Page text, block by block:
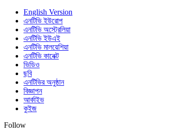
English Version
এনটিভি ইউরোপ
এনটিভি অস্ট্রেলিয়া
এনটিভি ইউএই
এনটিভি মালয়েশিয়া
এনটিভি কানেক্ট
ভিডিও
ছবি
এনটিভির অনুষ্ঠান
বিজ্ঞাপন
আর্কাইভ
কুইজ
Follow